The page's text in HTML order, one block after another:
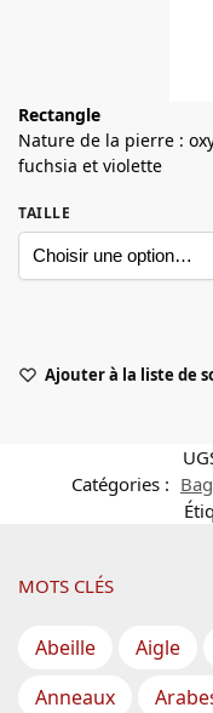
Rectangle
Nature de la pierre :
fuchsia et violette
TAILLE
Ajouter à la liste de
Catégories :
MOTS CLÉS
Abeille Aigle
Anneaux